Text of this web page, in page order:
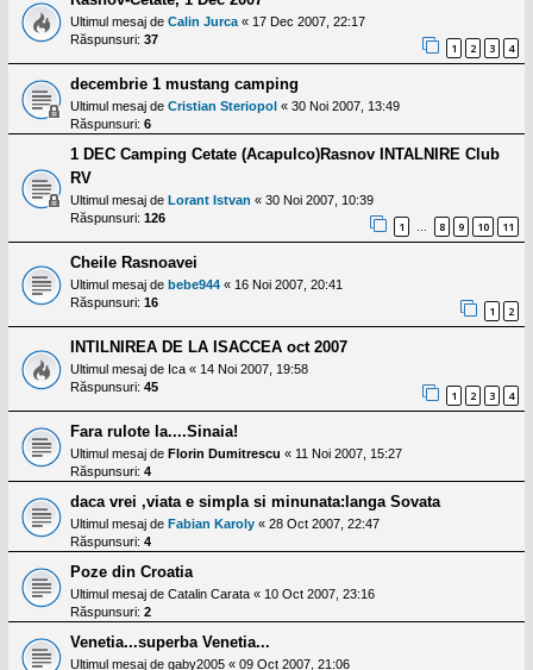
Ultimul mesaj de Calin Jurca « 17 Dec 2007, 22:17
Răspunsuri: 37
1 2 3 4
decembrie 1 mustang camping
Ultimul mesaj de Cristian Steriopol « 30 Noi 2007, 13:49
Răspunsuri: 6
1 DEC Camping Cetate (Acapulco)Rasnov INTALNIRE Club
RV
Ultimul mesaj de Lorant Istvan « 30 Noi 2007, 10:39
Răspunsuri: 126
1 … 8 9 10 11
Cheile Rasnoavei
Ultimul mesaj de bebe944 « 16 Noi 2007, 20:41
Răspunsuri: 16
1 2
INTILNIREA DE LA ISACCEA oct 2007
Ultimul mesaj de Ica « 14 Noi 2007, 19:58
Răspunsuri: 45
1 2 3 4
Fara rulote la....Sinaia!
Ultimul mesaj de Florin Dumitrescu « 11 Noi 2007, 15:27
Răspunsuri: 4
daca vrei ,viata e simpla si minunata:langa Sovata
Ultimul mesaj de Fabian Karoly « 28 Oct 2007, 22:47
Răspunsuri: 4
Poze din Croatia
Ultimul mesaj de Catalin Carata « 10 Oct 2007, 23:16
Răspunsuri: 2
Venetia...superba Venetia...
Ultimul mesaj de gaby2005 « 09 Oct 2007, 21:06